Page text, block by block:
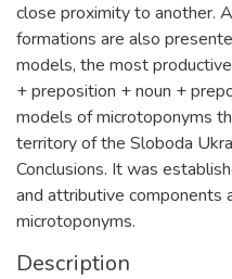
close proximity to another.
formations are also
models, the most
+ preposition + noun +
models of microtoponyms
territory of the Sloboda
Conclusions. It was
and attributive components
microtoponyms.
Description